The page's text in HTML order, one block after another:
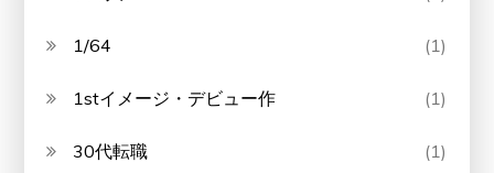
1/64 (1)
1stイメージ・デビュー作 (1)
30代転職 (1)